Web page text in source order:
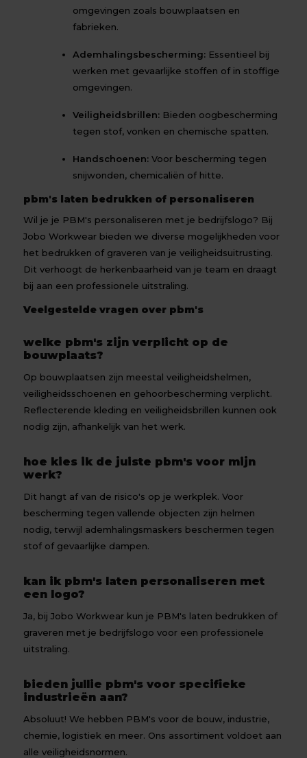
omgevingen zoals bouwplaatsen en
fabrieken.
Ademhalingsbescherming: Essentieel bij
werken met gevaarlijke stoffen of in stoffige
omgevingen.
Veiligheidsbrillen: Bieden oogbescherming
tegen stof, vonken en chemische spatten.
Handschoenen: Voor bescherming tegen
snijwonden, chemicaliën of hitte.
pbm's laten bedrukken of personaliseren
Wil je je PBM's personaliseren met je bedrijfslogo? Bij
Jobo Workwear bieden we diverse mogelijkheden voor
het bedrukken of graveren van je veiligheidsuitrusting.
Dit verhoogt de herkenbaarheid van je team en draagt
bij aan een professionele uitstraling.
Veelgestelde vragen over pbm's
welke pbm's zijn verplicht op de
bouwplaats?
Op bouwplaatsen zijn meestal veiligheidshelmen,
veiligheidsschoenen en gehoorbescherming verplicht.
Reflecterende kleding en veiligheidsbrillen kunnen ook
nodig zijn, afhankelijk van het werk.
hoe kies ik de juiste pbm's voor mijn
werk?
Dit hangt af van de risico's op je werkplek. Voor
bescherming tegen vallende objecten zijn helmen
nodig, terwijl ademhalingsmaskers beschermen tegen
stof of gevaarlijke dampen.
kan ik pbm's laten personaliseren met
een logo?
Ja, bij Jobo Workwear kun je PBM's laten bedrukken of
graveren met je bedrijfslogo voor een professionele
uitstraling.
bieden jullie pbm's voor specifieke
industrieën aan?
Absoluut! We hebben PBM's voor de bouw, industrie,
chemie, logistiek en meer. Ons assortiment voldoet aan
alle veiligheidsnormen.